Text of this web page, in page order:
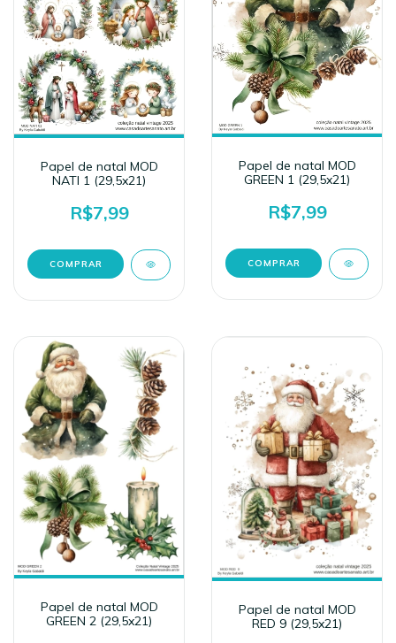
Papel de natal MOD
NATI 1 (29,5x21)
R$7,99
Papel de natal MOD
GREEN 1 (29,5x21)
R$7,99
Papel de natal MOD
GREEN 2 (29,5x21)
Papel de natal MOD
RED 9 (29,5x21)